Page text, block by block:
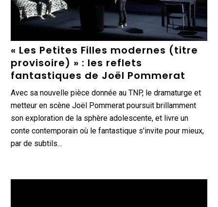
« Les Petites Filles modernes (titre
provisoire) » : les reflets
fantastiques de Joël Pommerat
Avec sa nouvelle pièce donnée au TNP, le dramaturge et
metteur en scène Joël Pommerat poursuit brillamment
son exploration de la sphère adolescente, et livre un
conte contemporain où le fantastique s'invite pour mieux,
par de subtils…